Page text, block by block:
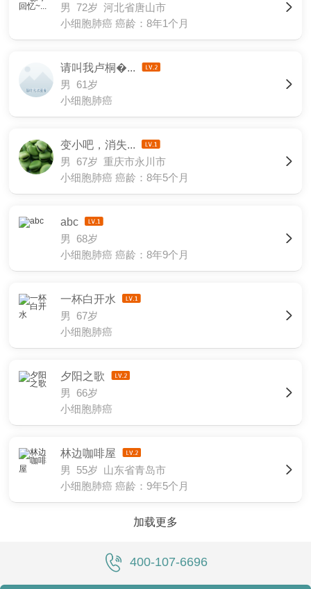
男 72岁 河北省唐山市
小细胞肺癌 癌龄：8年1个月
请叫我卢桐�...
男 61岁
小细胞肺癌
变小吧，消失...
男 67岁 重庆市永川市
小细胞肺癌 癌龄：8年5个月
abc
男 68岁
小细胞肺癌 癌龄：8年9个月
一杯白开水
男 67岁
小细胞肺癌
夕阳之歌
男 66岁
小细胞肺癌
林边咖啡屋
男 55岁 山东省青岛市
小细胞肺癌 癌龄：9年5个月
加载更多
400-107-6696